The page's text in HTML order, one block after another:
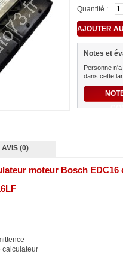
Quantité :
Notes et
Personne
dans cette
AVIS (0)
moteur Bosch EDC16
calculateur